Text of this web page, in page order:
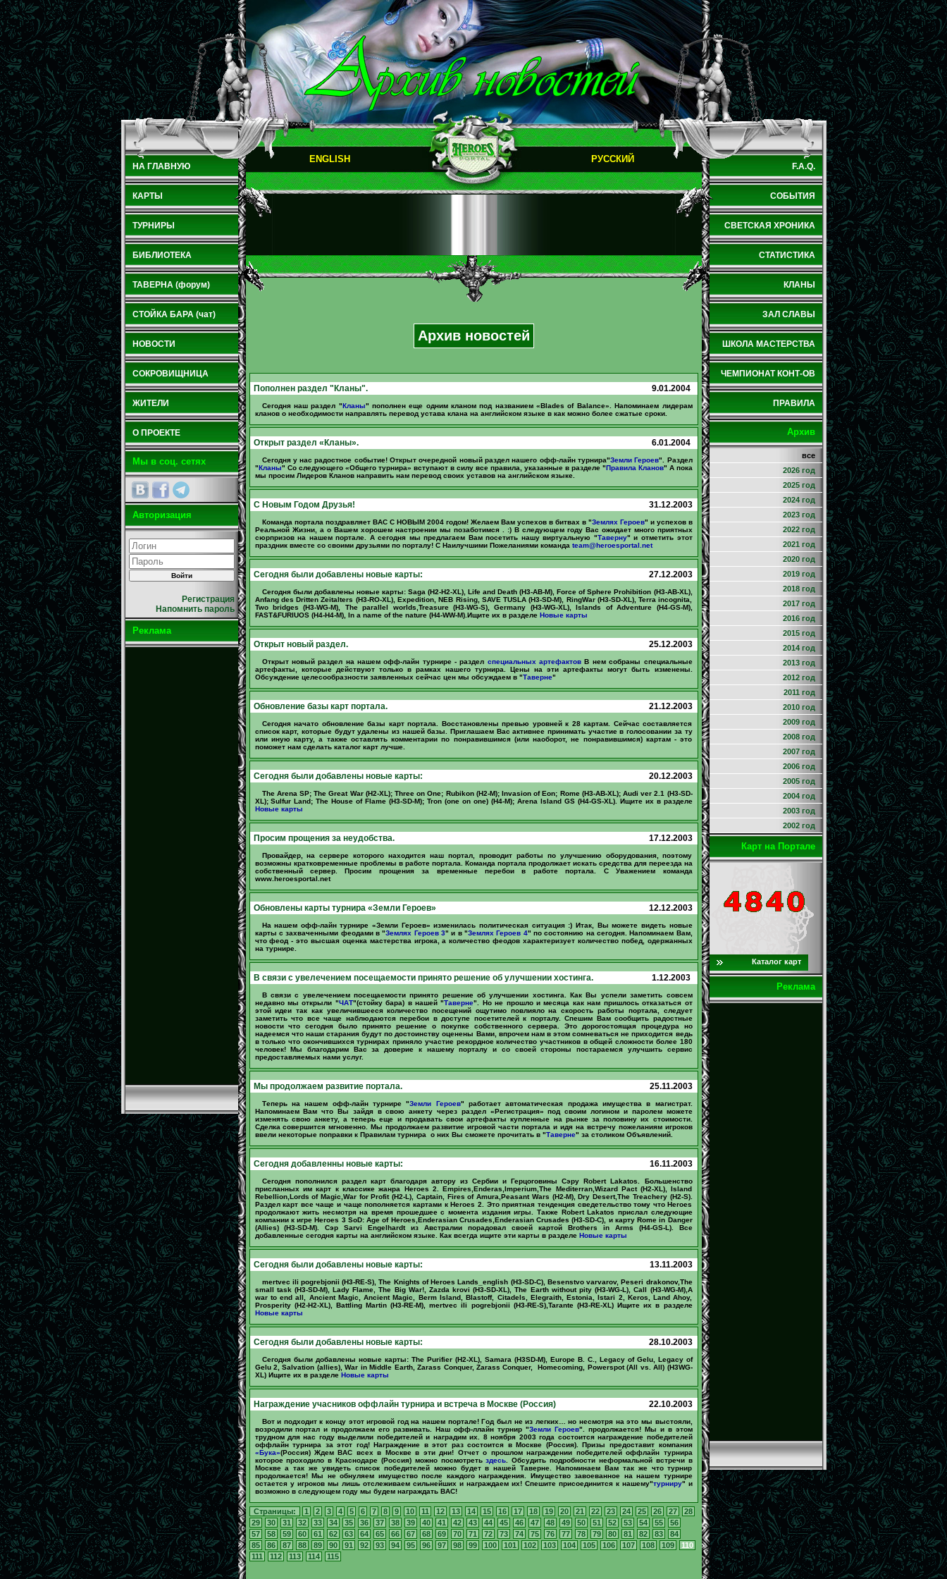
НА ГЛАВНУЮ
КАРТЫ
ТУРНИРЫ
БИБЛИОТЕКА
ТАВЕРНА (форум)
СТОЙКА БАРА (чат)
НОВОСТИ
СОКРОВИЩНИЦА
ЖИТЕЛИ
О ПРОЕКТЕ
Мы в соц. сетях
Авторизация
Регистрация
Напомнить пароль
Реклама
ENGLISH РУССКИЙ
Архив новостей
Пополнен раздел "Кланы". 9.01.2004
Сегодня наш раздел "Кланы" пополнен еще одним кланом под названием «Blades of Balance». Напоминаем лидерам
кланов о необходимости направлять перевод устава клана на английском языке в как можно более сжатые сроки.
Открыт раздел «Кланы». 6.01.2004
Сегодня у нас радостное событие! Открыт очередной новый раздел нашего офф-лайн турнира"Земли Героев". Раздел
"Кланы" Со следующего «Общего турнира» вступают в силу все правила, указанные в разделе "Правила Кланов" А пока
мы просим Лидеров Кланов направить нам перевод своих уставов на английском языке.
C Новым Годом Друзья! 31.12.2003
Команда портала поздравляет ВАС С НОВЫМ 2004 годом! Желаем Вам успехов в битвах в "Землях Героев" и успехов в
Реальной Жизни, а о Вашем хорошем настроении мы позаботимся . :) В следующем году Вас ожидает много приятных
сюрпризов на нашем портале. А сегодня мы предлагаем Вам посетить нашу виртуальную "Таверну" и отметить этот
праздник вместе со своими друзьями по порталу! С Наилучшими Пожеланиями команда team@heroesportal.net
Сегодня были добавлены новые карты: 27.12.2003
Сегодня были добавлены новые карты: Saga (H2-H2-XL), Life and Death (H3-AB-M), Force of Sphere Prohibition (H3-AB-XL),
Anfang des Dritten Zeitalters (H3-RO-XL), Expedition, NEB Rising, SAVE TUSLA (H3-SD-M), RingWar (H3-SD-XL), Terra incognita,
Two bridges (H3-WG-M), The parallel worlds,Treasure (H3-WG-S), Germany (H3-WG-XL), Islands of Adventure (H4-GS-M),
FAST&FURIUOS (H4-H4-M), In a name of the nature (H4-WW-M).Ищите их в разделе Новые карты
Открыт новый раздел. 25.12.2003
Открыт новый раздел на нашем офф-лайн турнире - раздел специальных артефактов В нем собраны специальные
артефакты, которые действуют только в рамках нашего турнира. Цены на эти артефакты могут быть изменены.
Обсуждение целесообразности заявленных сейчас цен мы обсуждаем в "Таверне"
Обновление базы карт портала. 21.12.2003
Сегодня начато обновление базы карт портала. Восстановлены превью уровней к 28 картам. Сейчас составляется
список карт, которые будут удалены из нашей базы. Приглашаем Вас активнее принимать участие в голосовании за ту
или иную карту, а также оставлять комментарии по понравившимся (или наоборот, не понравившимся) картам - это
поможет нам сделать каталог карт лучше.
Сегодня были добавлены новые карты: 20.12.2003
The Arena SP; The Great War (H2-XL); Three on One; Rubikon (H2-M); Invasion of Eon; Rome (H3-AB-XL); Audi ver 2.1 (H3-SD-
XL); Sulfur Land; The House of Flame (H3-SD-M); Tron (one on one) (H4-M); Arena Island GS (H4-GS-XL). Ищите их в разделе
Новые карты
Просим прощения за неудобства. 17.12.2003
Провайдер, на сервере которого находится наш портал, проводит работы по улучшению оборудования, поэтому
возможны кратковременные проблемы в работе портала. Команда портала продолжает искать средства для переезда на
собственный сервер. Просим прощения за временные перебои в работе портала. С Уважением команда
www.heroesportal.net
Обновлены карты турнира «Земли Героев» 12.12.2003
На нашем офф-лайн турнире «Земли Героев» изменилась политическая ситуация :) Итак, Вы можете видеть новые
карты с захваченными феодами в "Землях Героев 3" и в "Землях Героев 4" по состоянию на сегодня. Напоминаем Вам,
что феод - это высшая оценка мастерства игрока, а количество феодов характеризует количество побед, одержанных
на турнире.
В связи с увелечением посещаемости принято решение об улучшении хостинга. 1.12.2003
В связи с увелечением посещаемости принято решение об улучшении хостинга. Как Вы успели заметить совсем
недавно мы открыли "ЧАТ"(стойку бара) в нашей "Тавернe". Но не прошло и месяца как нам пришлось отказаться от
этой идеи так как увеличившееся количество посещений ощутимо повлияло на скорость работы портала, следует
заметить что все чаще наблюдаются перебои в доступе посетителей к порталу. Спешим Вам сообщить радостные
новости что сегодня было принято решение о покупке собственного сервера. Это дорогостоящая процедура но
надеемся что наши старания будут по достоинству оценены Вами, впрочем нам в этом сомневаться не приходится ведь
в только что окончившихся турнирах приняло участие рекордное количество участников в общей сложности более 180
человек! Мы благодарим Вас за доверие к нашему порталу и со своей стороны постараемся улучшить сервис
предоставляемых нами услуг.
Мы продолжаем развитие портала. 25.11.2003
Теперь на нашем офф-лайн турнире "Земли Героев" работает автоматическая продажа имущества в магистрат.
Напоминаем Вам что Вы зайдя в свою анкету через раздел «Регистрация» под своим логином и паролем можете
изменять свою анкету, а теперь еще и продавать свои артефакты купленные на рынке за половину их стоимости.
Сделка совершится мгновенно. Мы продолжаем развитие игровой части портала и идя на встречу пожеланиям игроков
ввели некоторые поправки к Правилам турнира о них Вы сможете прочитать в "Таверне" за столиком Объявлений.
Сегодня добавленны новые карты: 16.11.2003
Сегодня пополнился раздел карт благодаря автору из Сербии и Герцоговины Сэру Robert Lakatos. Большенство
присланных им карт к классике жанра Heroes 2. Empires,Enderas,Imperium,The Mediterran,Wizard Pact (H2-XL), Island
Rebellion,Lords of Magic,War for Profit (H2-L), Captain, Fires of Amura,Peasant Wars (H2-M), Dry Desert,The Treachery (H2-S).
Раздел карт все чаще и чаще пополняется картами к Heroes 2. Это приятная тенденция сведетельство тому что Heroes
продолжают жить несмотря на время прошедшее с момента издания игры. Также Robert Lakatos прислал следующие
компании к игре Heroes 3 SoD: Age of Heroes,Enderasian Crusades,Enderasian Crusades (H3-SD-C), и карту Rome in Danger
(Allies) (H3-SD-M). Сэр Sarvi Engelhardt из Австралии порадовал своей картой Brothers in Arms (H4-GS-L). Все
добавленные сегодня карты на английском языке. Как всегда ищите эти карты в разделе Новые карты
Сегодня были добавлены новые карты: 13.11.2003
mertvec ili pogrebjonii (H3-RE-S), The Knights of Heroes Lands_english (H3-SD-C), Besenstvo varvarov, Peseri drakonov,The
small task (H3-SD-M), Lady Flame, The Big War!, Zazda krovi (H3-SD-XL), The Earth without pity (H3-WG-L), Call (H3-WG-M),A
war to end all, Ancient Magic, Ancient Magic, Berm Island, Blastoff, Citadels, Elegraith, Estonia, Istari 2, Keros, Land Ahoy,
Prosperity (H2-H2-XL), Battling Martin (H3-RE-M), mertvec ili pogrebjonii (H3-RE-S),Tarante (H3-RE-XL) Ищите их в разделе
Новые карты
Сегодня были добавлены новые карты: 28.10.2003
Сегодня были добавлены новые карты: The Purifier (H2-XL), Samara (H3SD-M), Europe B. C., Legacy of Gelu, Legacy of
Gelu 2, Salvation (allies), War in Middle Earth, Zarass Conquer, Zarass Conquer, Homecoming, Powerspot (All vs. All) (H3WG-
XL) Ищите их в разделе Новые карты
Награждение учасников оффлайн турнира и встреча в Москве (Россия) 22.10.2003
Вот и подходит к концу этот игровой год на нашем портале! Год был не из легких… но несмотря на это мы выстояли,
возродили портал и продолжаем его развивать. Наш офф-ллайн турнир "Земли Героев". продолжается! Мы и в этом
трудном для нас году выделили победителей и наградим их. 8 ноября 2003 года состоится награждение победителей
оффлайн турнира за этот год! Награждение в этот раз состоится в Москве (Россия). Призы предоставит компания
«Бука»(Россия) Ждем ВАС всех в Москве в эти дни! Отчет о прошлом награждении победителей оффлайн турнира
которое проходило в Краснодаре (Россия) можно посмотретьздесь . Обсудить подробности неформальной встречи в
Москве а так же увидеть список победителей можно будет в нашей Таверне. Напоминаем Вам так же что турнир
продолжается! Мы не обнуляем имущество после каждого награждения. Имущество завоеванное на нашем турнире
остается у игроков мы лишь отслеживаем сильнейших и награждаем их! Спешите присоединится к нашему"турниру" и
возможно в следующем году мы будем награждать ВАС!
Страницы: 1 2 3 4 5 6 7 8 9 10 11 12 13 14 15 16 17 18 19 20 21 22 23 24 25 26 27
28
29
30 31 32 33 34 35 36 37 38 39 40 41 42 43 44 45 46 47 48 49 50 51 52 53 54 55
56
57
58 59 60 61 62 63 64 65 66 67 68 69 70 71 72 73 74 75 76 77 78 79 80 81 82 83
84
85
86 87 88 89 90 91 92 93 94 95 96 97 98 99 100 101 102 103 104 105 106 107 108 109
110
111
112 113 114 115
F.A.Q.
СОБЫТИЯ
СВЕТСКАЯ ХРОНИКА
СТАТИСТИКА
КЛАНЫ
ЗАЛ СЛАВЫ
ШКОЛА МАСТЕРСТВА
ЧЕМПИОНАТ КОНТ-ОВ
ПРАВИЛА
Архив
все
2026 год
2025 год
2024 год
2023 год
2022 год
2021 год
2020 год
2019 год
2018 год
2017 год
2016 год
2015 год
2014 год
2013 год
2012 год
2011 год
2010 год
2009 год
2008 год
2007 год
2006 год
2005 год
2004 год
2003 год
2002 год
Карт на Портале
Каталог карт
Реклама